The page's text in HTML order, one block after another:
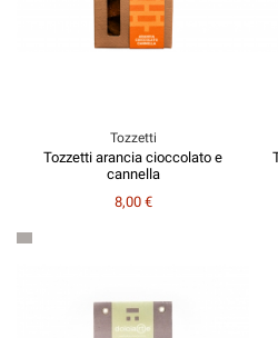
Tozzetti
Tozzetti arancia cioccolato e
cannella
8,00 €